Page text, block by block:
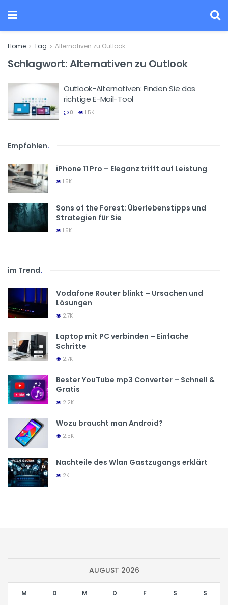
Home Tag Alternativen zu Outlook
Schlagwort:Alternativen zu Outlook
Outlook-Alternativen: Finden Sie das
richtige E-Mail-Tool
0 1.5K
Empfohlen.
iPhone 11 Pro – Eleganz trifft auf Leistung
1.5K
Sons of the Forest: Überlebenstipps und
Strategien für Sie
1.5K
im Trend.
Vodafone Router blinkt – Ursachen und
Lösungen
2.7K
Laptop mit PC verbinden – Einfache
Schritte
2.7K
Bester YouTube mp3 Converter – Schnell &
Gratis
2.2K
Wozu braucht man Android?
2.5K
Nachteile des Wlan Gastzugangs erklärt
2K
AUGUST 2026
M D M D F S S